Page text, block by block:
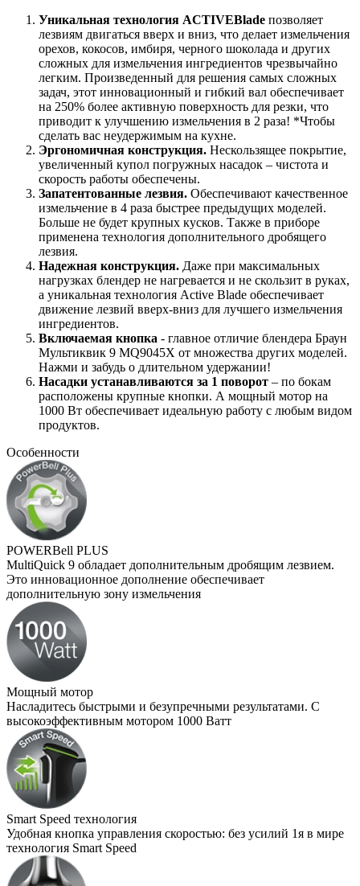
Уникальная технология ACTIVEBlade позволяет
лезвиям двигаться вверх и вниз, что делает измельчения
орехов, кокосов, имбиря, черного шоколада и других
сложных для измельчения ингредиентов чрезвычайно
легким. Произведенный для решения самых сложных
задач, этот инновационный и гибкий вал обеспечивает
на 250% более активную поверхность для резки, что
приводит к улучшению измельчения в 2 раза! *Чтобы
сделать вас неудержимым на кухне.
Эргономичная конструкция. Нескользящее покрытие,
увеличенный купол погружных насадок – чистота и
скорость работы обеспечены.
Запатентованные лезвия. Обеспечивают качественное
измельчение в 4 раза быстрее предыдущих моделей.
Больше не будет крупных кусков. Также в приборе
применена технология дополнительного дробящего
лезвия.
Надежная конструкция. Даже при максимальных
нагрузках блендер не нагревается и не скользит в руках,
а уникальная технология Active Blade обеспечивает
движение лезвий вверх-вниз для лучшего измельчения
ингредиентов.
Включаемая кнопка - главное отличие блендера Браун
Мультиквик 9 MQ9045X от множества других моделей.
Нажми и забудь о длительном удержании!
Насадки устанавливаются за 1 поворот – по бокам
расположены крупные кнопки. А мощный мотор на
1000 Вт обеспечивает идеальную работу с любым видом
продуктов.
Особенности
POWERBell PLUS
MultiQuick 9 обладает дополнительным дробящим лезвием.
Это инновационное дополнение обеспечивает
дополнительную зону измельчения
Мощный мотор
Насладитесь быстрыми и безупречными результатами. С
высокоэффективным мотором 1000 Ватт
Smart Speed технология
Удобная кнопка управления скоростью: без усилий 1я в мире
технология Smart Speed